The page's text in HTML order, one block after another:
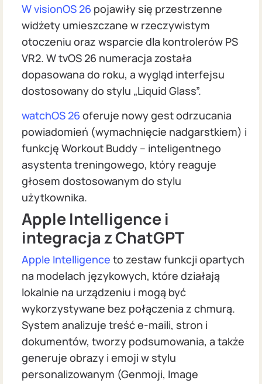
W visionOS 26 pojawiły się przestrzenne
widżety umieszczane w rzeczywistym
otoczeniu oraz wsparcie dla kontrolerów PS
VR2. W tvOS 26 numeracja została
dopasowana do roku, a wygląd interfejsu
dostosowany do stylu „Liquid Glass”.
watchOS 26 oferuje nowy gest odrzucania
powiadomień (wymachnięcie nadgarstkiem) i
funkcję Workout Buddy – inteligentnego
asystenta treningowego, który reaguje
głosem dostosowanym do stylu
użytkownika.
Apple Intelligence i
integracja z ChatGPT
Apple Intelligence to zestaw funkcji opartych
na modelach językowych, które działają
lokalnie na urządzeniu i mogą być
wykorzystywane bez połączenia z chmurą.
System analizuje treść e-maili, stron i
dokumentów, tworzy podsumowania, a także
generuje obrazy i emoji w stylu
personalizowanym (Genmoji, Image